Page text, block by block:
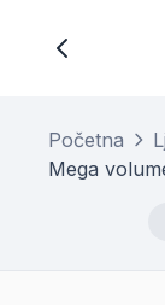
Početna
Mega